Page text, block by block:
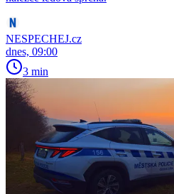
NESPECHEJ.cz
dnes, 09:00
3 min